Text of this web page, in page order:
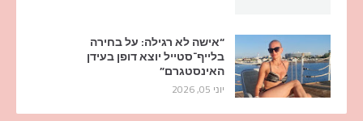
“אישה לא רגילה: על בחירה
בלייף־סטייל יוצא דופן בעידן
האינסטגרם”
יוני 05, 2026